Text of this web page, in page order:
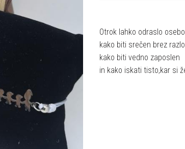
Otrok lahko odraslo
kako biti srečen brez
kako biti vedno zaposlen
in kako iskati tisto,kar si